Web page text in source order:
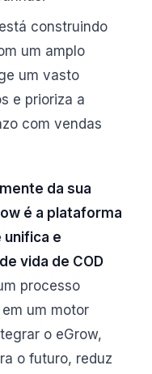
construindo
um amplo
um vasto
e prioriza a
com vendas
da sua
é a plataforma
unifica e
vida de COD
processo
um motor
o eGrow,
o futuro, reduz